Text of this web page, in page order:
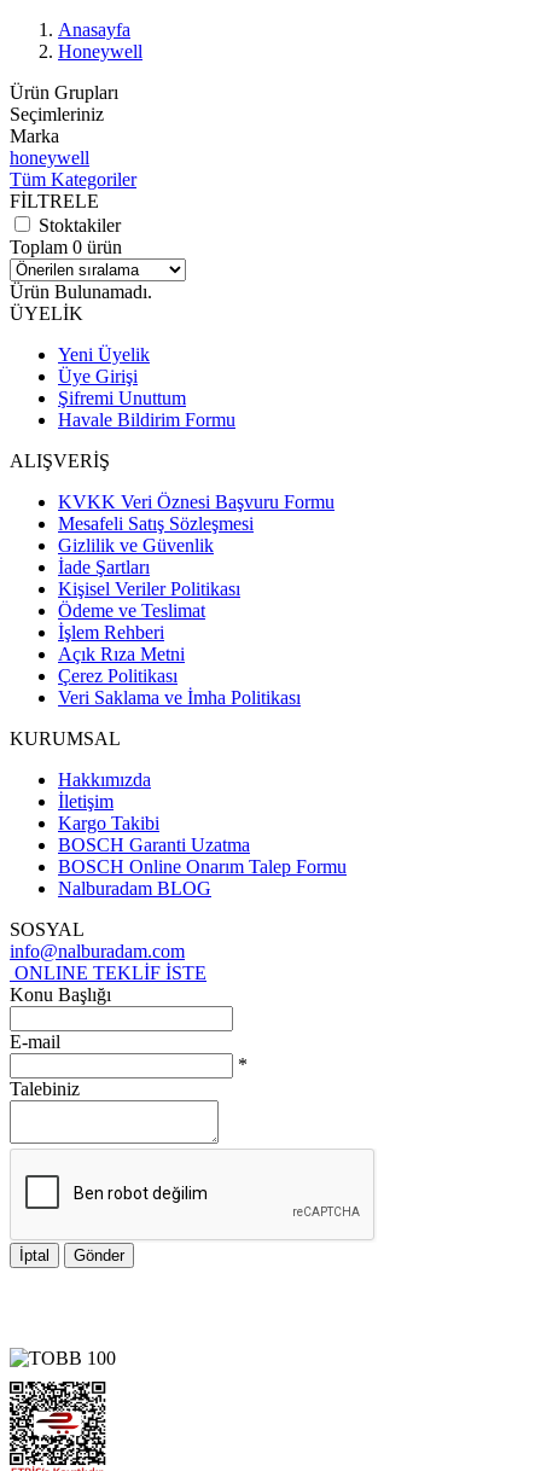
Anasayfa
Honeywell
Ürün Grupları
Seçimleriniz
Marka
honeywell
Tüm Kategoriler
FİLTRELE
Stoktakiler
Toplam 0 ürün
Ürün Bulunamadı.
ÜYELİK
Yeni Üyelik
Üye Girişi
Şifremi Unuttum
Havale Bildirim Formu
ALIŞVERİŞ
KVKK Veri Öznesi Başvuru Formu
Mesafeli Satış Sözleşmesi
Gizlilik ve Güvenlik
İade Şartları
Kişisel Veriler Politikası
Ödeme ve Teslimat
İşlem Rehberi
Açık Rıza Metni
Çerez Politikası
Veri Saklama ve İmha Politikası
KURUMSAL
Hakkımızda
İletişim
Kargo Takibi
BOSCH Garanti Uzatma
BOSCH Online Onarım Talep Formu
Nalburadam BLOG
SOSYAL
info@nalburadam.com
ONLINE TEKLİF İSTE
Konu Başlığı
E-mail
*
Talebiniz
İptal Gönder